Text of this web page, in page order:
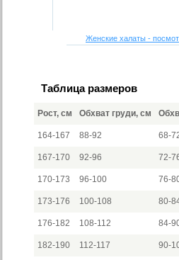
Женские халаты -
Таблица размеров
Рост, см Обхват груди, см
164-167 88-92 68-
167-170 92-96 72-
170-173 96-100 76-
173-176 100-108 80-
176-182 108-112 84-
182-190 112-117 90-